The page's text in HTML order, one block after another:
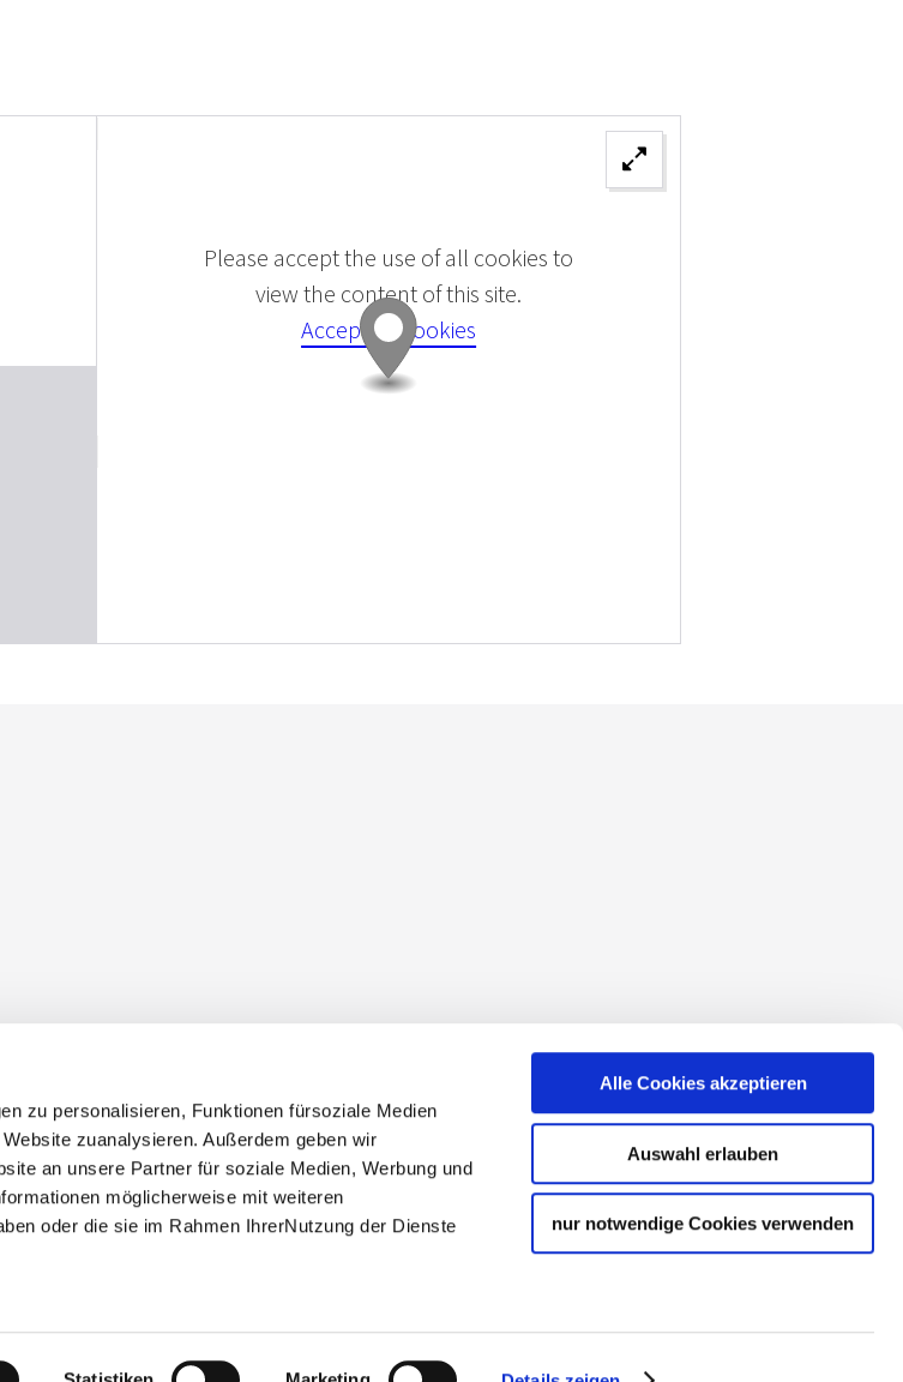
zu personalisieren, Funktionen fürsoziale Medien
zuanalysieren. Außerdem geben wir
an unsere Partner für soziale Medien, Werbung und
möglicherweise mit weiteren
oder die sie im Rahmen IhrerNutzung der Dienste
Alle Cookies akzeptieren
Auswahl erlauben
nur notwendige Cookies verwenden
Please accept the use of all cookies to
view the content of this site.
Accept all cookies
are the official websites of the tourism partner of the state
Tourismus GmbH.